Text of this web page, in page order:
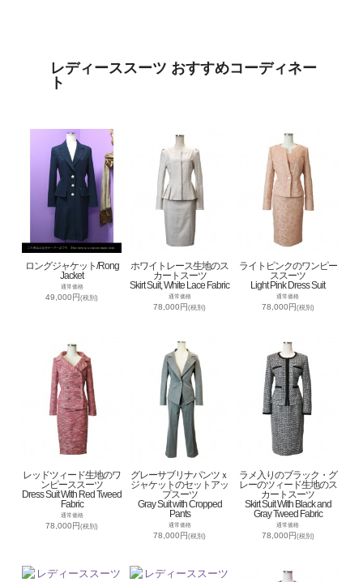
レディーススーツ おすすめコーディネー
ト
ロングジャケット/Rong
Jacket
通常価格
49,000円(税別)
ホワイトレース生地のス
カートスーツ
Skirt Suit, White Lace Fabric
通常価格
78,000円(税別)
ライトピンクのワンピー
ススーツ
Light Pink Dress Suit
通常価格
78,000円(税別)
レッドツィード生地のワ
ンピーススーツ
Dress Suit With Red Tweed
Fabric
通常価格
78,000円(税別)
グレーサブリナパンツｘ
ジャケットのセットアッ
プスーツ
Gray Suit with Cropped
Pants
通常価格
78,000円(税別)
ラメ入りのブラック・グ
レーのツィード生地のス
カートスーツ
Skirt Suit With Black and
Gray Tweed Fabric
通常価格
78,000円(税別)